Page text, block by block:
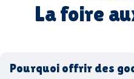
La foire
Pourquoi offrir des